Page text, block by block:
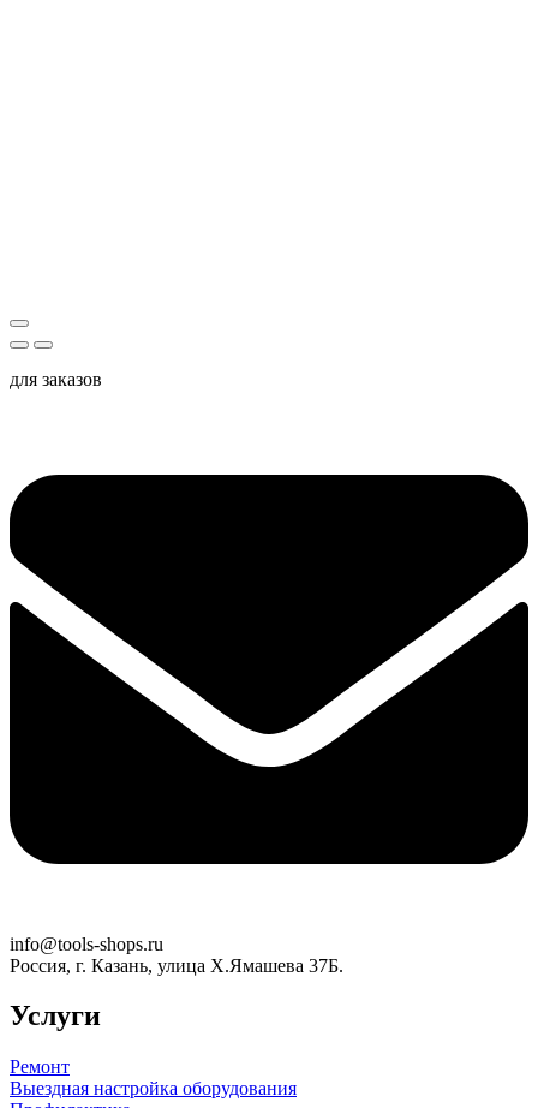
для заказов
info@tools-shops.ru
Россия, г. Казань, улица Х.Ямашева 37Б.
Услуги
Ремонт
Выездная настройка оборудования